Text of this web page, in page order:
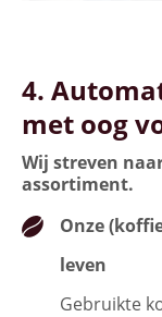
4.
met oog
Wij streven
assortiment.
Onze
leven
Gebruikte